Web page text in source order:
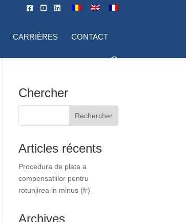
CARRIÈRES CONTACT
Chercher
Articles récents
Procedura de plata a
compensatiilor pentru
rotunjirea in minus (fr)
Archives